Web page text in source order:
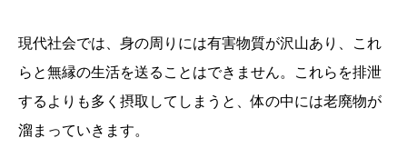
現代社会では、身の周りには有害物質が沢山あり、これ
らと無縁の生活を送ることはできません。これらを排泄
するよりも多く摂取してしまうと、体の中には老廃物が
溜まっていきます。